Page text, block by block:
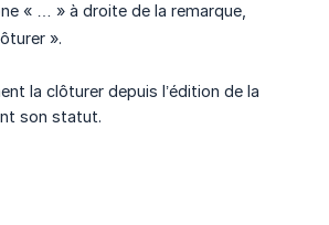
« … » à droite de la remarque,
».
la clôturer depuis l’édition de la
son statut.